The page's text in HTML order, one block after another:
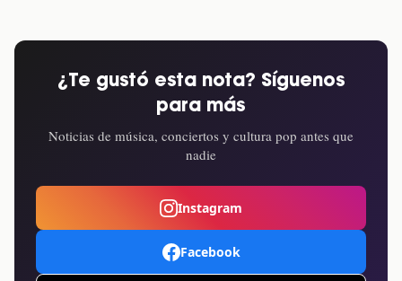
¿Te gustó esta nota? Síguenos
para más
Noticias de música, conciertos y cultura pop antes que
nadie
Instagram
Facebook